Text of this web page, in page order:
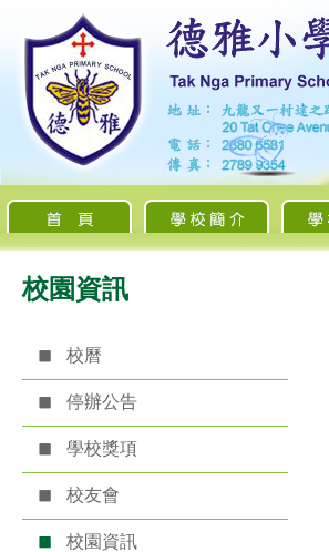
校園資訊
校曆
停辦公告
學校獎項
校友會
校園資訊